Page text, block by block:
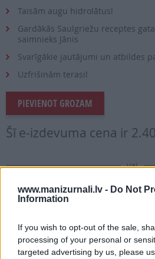
www.manizurnali.lv - Do Not
Information
If you wish to opt-out of the sale,
processing of your personal or
targeted advertising by us, please
Taisām augu hidrolātus!
Gardākās Saulgriežu receptes
saimnieks Jānis
Svarīgākie jautājumi un atbildes
Uzfrišinām terasi!
PIEVIENOT GROZAM
Šī e-izdevuma cena ir
vai
Drukāts